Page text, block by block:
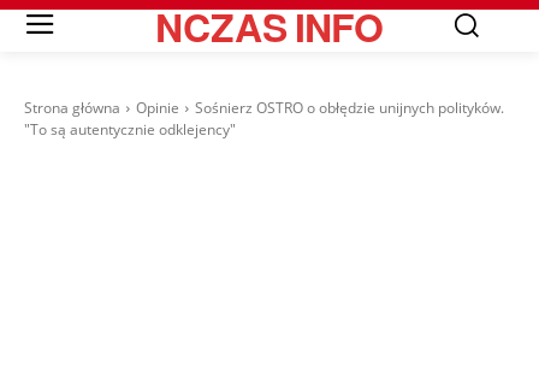
NCZASINFO
Strona główna Opinie
Sośnierz OSTRO o obłędzie unijnych polityków.
"To są autentycznie odklejency"